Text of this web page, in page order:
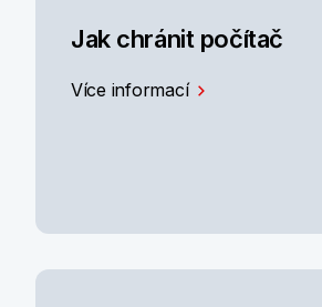
Jak chránit počítač
Více informací